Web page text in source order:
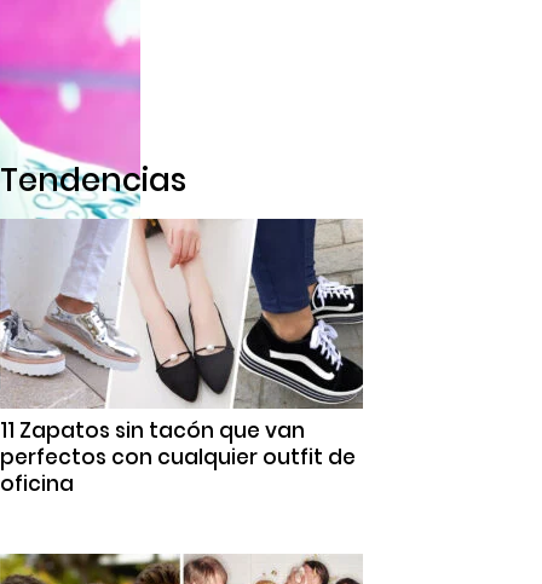
Tendencias
11 Zapatos sin tacón que van
perfectos con cualquier outfit de
oficina